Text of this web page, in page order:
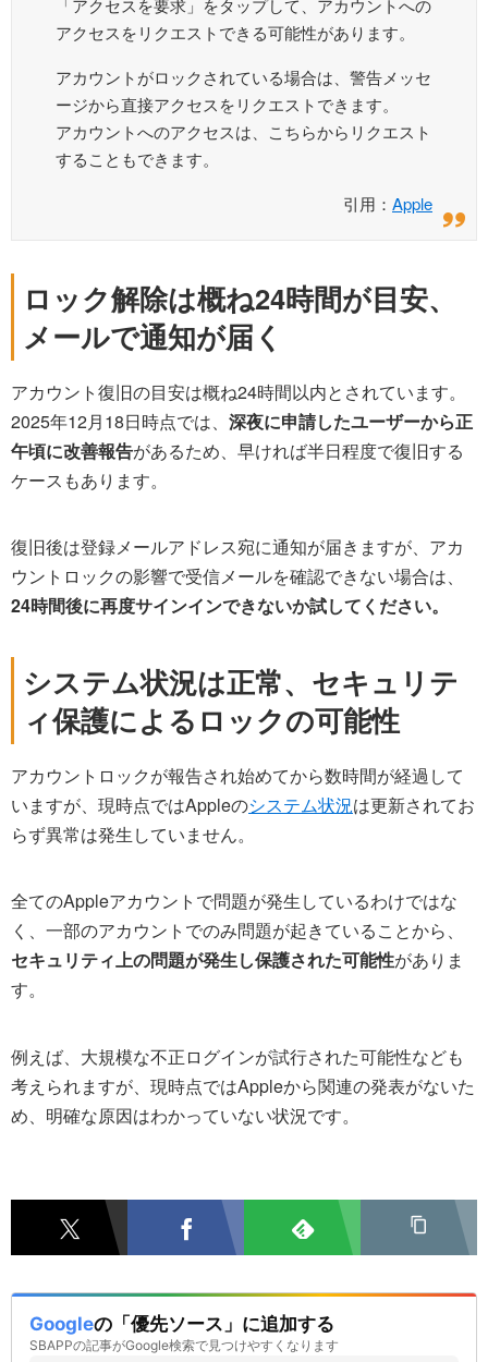
「アクセスを要求」をタップして、アカウントへの
アクセスをリクエストできる可能性があります。
アカウントがロックされている場合は、警告メッセ
ージから直接アクセスをリクエストできます。
アカウントへのアクセスは、こちらからリクエスト
することもできます。
引用： Apple
ロック解除は概ね24時間が目安、
メールで通知が届く
アカウント復旧の目安は概ね24時間以内とされています。
2025年12月18日時点では、 深夜に申請したユーザーから正
午頃に改善報告があるため、早ければ半日程度で復旧する
ケースもあります。
復旧後は登録メールアドレス宛に通知が届きますが、アカ
ウントロックの影響で受信メールを確認できない場合は、
24時間後に再度サインインできないか試してください。
システム状況は正常、セキュリテ
ィ保護によるロックの可能性
アカウントロックが報告され始めてから数時間が経過して
いますが、現時点ではAppleのシステム状況は更新されてお
らず異常は発生していません。
全てのAppleアカウントで問題が発生しているわけではな
く、一部のアカウントでのみ問題が起きていることから、
セキュリティ上の問題が発生し保護された可能性がありま
す。
例えば、大規模な不正ログインが試行された可能性なども
考えられますが、現時点ではAppleから関連の発表がないた
め、明確な原因はわかっていない状況です。
Googleの「優先ソース」に追加する
SBAPPの記事がGoogle検索で見つけやすくなります